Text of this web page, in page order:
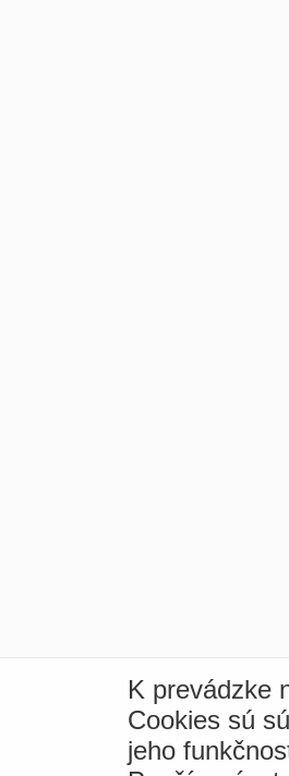
K prevádzke
Cookies sú
jeho